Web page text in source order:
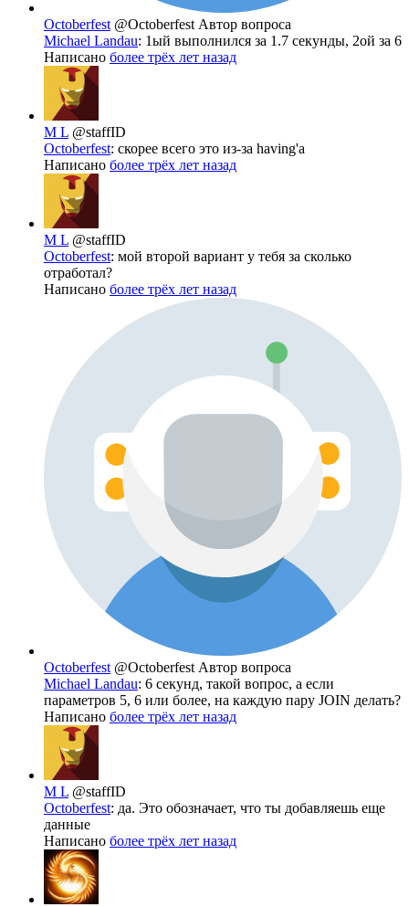
Octoberfest @Octoberfest Автор вопроса
Michael Landau: 1ый выполнился за 1.7 секунды, 2ой за 6
Написано более трёх лет назад
M L @staffID
Octoberfest: скорее всего это из-за having'а
Написано более трёх лет назад
M L @staffID
Octoberfest: мой второй вариант у тебя за сколько
отработал?
Написано более трёх лет назад
Octoberfest @Octoberfest Автор вопроса
Michael Landau: 6 секунд, такой вопрос, а если
параметров 5, 6 или более, на каждую пару JOIN делать?
Написано более трёх лет назад
M L @staffID
Octoberfest: да. Это обозначает, что ты добавляешь еще
данные
Написано более трёх лет назад